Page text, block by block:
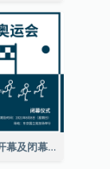
东京奥运会开幕及闭幕式Instagram帖子